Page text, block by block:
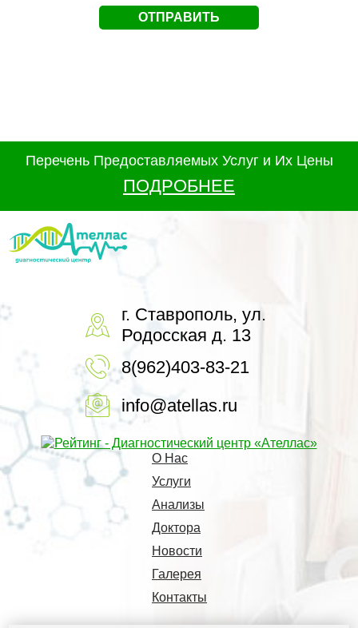
Перечень Предоставляемых Услуг и Их Цены
ПОДРОБНЕЕ
г. Ставрополь, ул.
Родосская д. 13
8(962)403-83-21
info@atellas.ru
О Нас
Услуги
Анализы
Доктора
Новости
Галерея
Контакты